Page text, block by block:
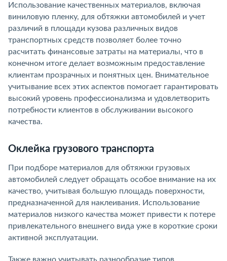
Использование качественных материалов, включая
виниловую пленку, для обтяжки автомобилей и учет
различий в площади кузова различных видов
транспортных средств позволяет более точно
расчитать финансовые затраты на материалы, что в
конечном итоге делает возможным предоставление
клиентам прозрачных и понятных цен. Внимательное
учитывание всех этих аспектов помогает гарантировать
высокий уровень профессионализма и удовлетворить
потребности клиентов в обслуживании высокого
качества.
Оклейка грузового транспорта
При подборе материалов для обтяжки грузовых
автомобилей следует обращать особое внимание на их
качество, учитывая большую площадь поверхности,
предназначенной для наклеивания. Использование
материалов низкого качества может привести к потере
привлекательного внешнего вида уже в короткие сроки
активной эксплуатации.
Также важно учитывать разнообразие типов